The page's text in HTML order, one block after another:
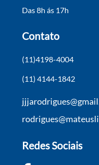
Das 8h ás 17h
Contato
(11)4198-4004
(11) 4144-1842
Redes Sociais